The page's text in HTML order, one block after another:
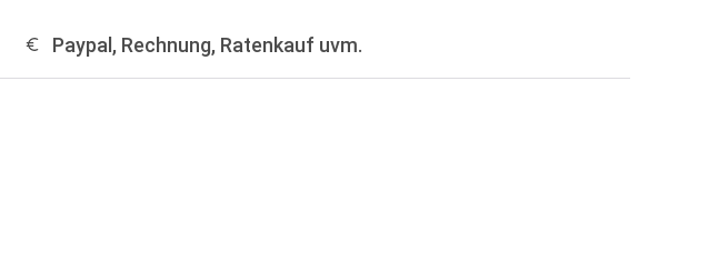
Paypal, Rechnung, Ratenkauf uvm.